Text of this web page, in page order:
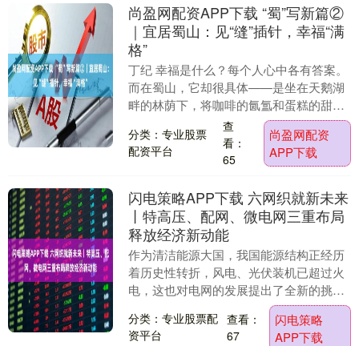
尚盈网配资APP下载 “蜀”写新篇②
｜宜居蜀山：见“缝”插针，幸福“满
格”
丁纪 幸福是什么？每个人心中各有答案。
而在蜀山，它却很具体——是坐在天鹅湖
畔的林荫下，将咖啡的氤氲和蛋糕的甜
香，一起揉进一个安静的下午。 天鹅湖公
园，位处蜀山区....
分类：专业股票
配资平台
查
看：
65
尚盈网配资
APP下载
闪电策略APP下载 六网织就新未来
丨特高压、配网、微电网三重布局
释放经济新动能
作为清洁能源大国，我国能源结构正经历
着历史性转折，风电、光伏装机已超过火
电，这也对电网的发展提出了全新的挑
战。“十五五”时期，我国将投资超5万亿元
建设新型电网。....
分类：专业股票配
资平台
查看：
67
闪电策略
APP下载